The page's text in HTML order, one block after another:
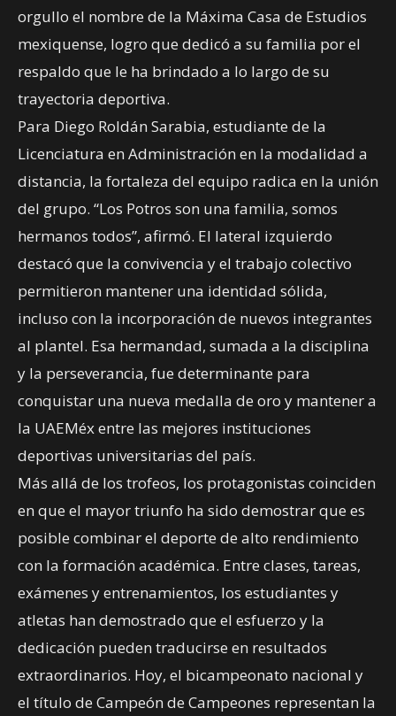
orgullo el nombre de la Máxima Casa de Estudios
mexiquense, logro que dedicó a su familia por el
respaldo que le ha brindado a lo largo de su
trayectoria deportiva.
Para Diego Roldán Sarabia, estudiante de la
Licenciatura en Administración en la modalidad a
distancia, la fortaleza del equipo radica en la unión
del grupo. “Los Potros son una familia, somos
hermanos todos”, afirmó. El lateral izquierdo
destacó que la convivencia y el trabajo colectivo
permitieron mantener una identidad sólida,
incluso con la incorporación de nuevos integrantes
al plantel. Esa hermandad, sumada a la disciplina
y la perseverancia, fue determinante para
conquistar una nueva medalla de oro y mantener a
la UAEMéx entre las mejores instituciones
deportivas universitarias del país.
Más allá de los trofeos, los protagonistas coinciden
en que el mayor triunfo ha sido demostrar que es
posible combinar el deporte de alto rendimiento
con la formación académica. Entre clases, tareas,
exámenes y entrenamientos, los estudiantes y
atletas han demostrado que el esfuerzo y la
dedicación pueden traducirse en resultados
extraordinarios. Hoy, el bicampeonato nacional y
el título de Campeón de Campeones representan la